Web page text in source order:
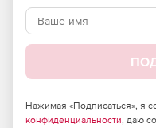
Нажимая «Подписаться», я
конфиденциальности, даю